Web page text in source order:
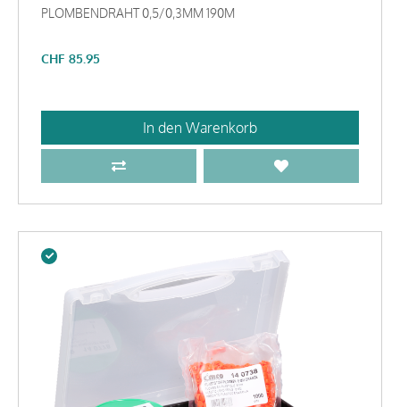
PLOMBENDRAHT 0,5/0,3MM 190M
CHF 85.95
In den Warenkorb